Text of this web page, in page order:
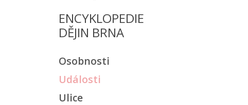
ENCYKLOPEDIE
DĚJIN BRNA
Osobnosti
Události
Ulice